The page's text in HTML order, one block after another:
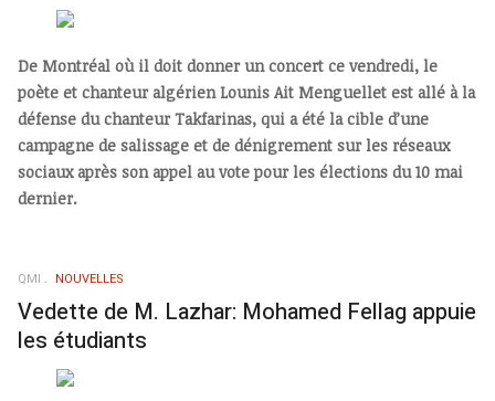
De Montréal où il doit donner un concert ce vendredi, le
poète et chanteur algérien Lounis Ait Menguellet est allé à la
défense du chanteur Takfarinas, qui a été la cible d’une
campagne de salissage et de dénigrement sur les réseaux
sociaux après son appel au vote pour les élections du 10 mai
dernier.
QMI NOUVELLES
Vedette de M. Lazhar: Mohamed Fellag appuie
les étudiants